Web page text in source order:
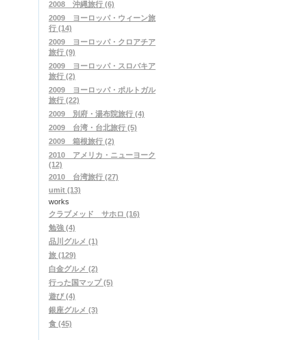
2008 沖縄旅行 (6)
2009 ヨーロッパ・ウィーン旅
行 (14)
2009 ヨーロッパ・クロアチア
旅行 (9)
2009 ヨーロッパ・スロバキア
旅行 (2)
2009 ヨーロッパ・ポルトガル
旅行 (22)
2009 別府・湯布院旅行 (4)
2009 台湾・台北旅行 (5)
2009 箱根旅行 (2)
2010 アメリカ・ニューヨーク
(12)
2010 台湾旅行 (27)
umit (13)
works
クラブメッド サホロ (16)
勉強 (4)
品川グルメ (1)
旅 (129)
白金グルメ (2)
行った国マップ (5)
遊び (4)
銀座グルメ (3)
食 (45)